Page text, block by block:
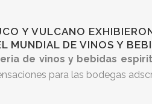
Y VULCANO
MUNDIAL DE VINOS Y
de vinos y bebidas
para las bodegas